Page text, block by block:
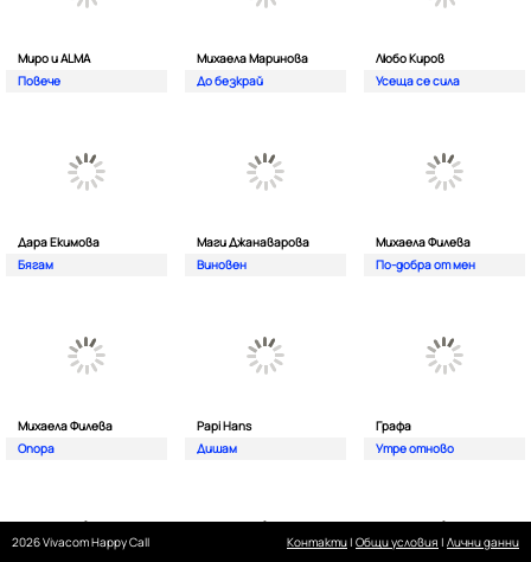
Миро и ALMA
Повече
Михаела Маринова
До безкрай
Любо Киров
Усеща се сила
Дара Екимова
Бягам
Маги Джанаварова
Виновен
Михаела Филева
По-добра от мен
Михаела Филева
Опора
Papi Hans
Дишам
Графа
Утре отново
2026 Vivacom Happy Call Контакти| Общи условия | Лични данни